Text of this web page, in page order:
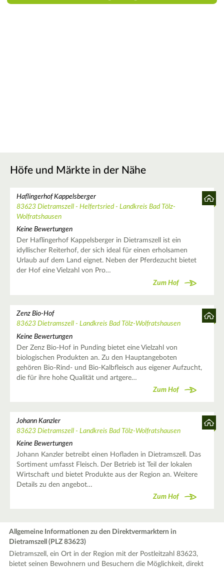
Höfe und Märkte in der Nähe
Haflingerhof Kappelsberger
83623 Dietramszell - Helfertsried - Landkreis Bad Tölz-
Wolfratshausen
Keine Bewertungen
Der Haflingerhof Kappelsberger in Dietramszell ist ein
idyllischer Reiterhof, der sich ideal für einen erholsamen
Urlaub auf dem Land eignet. Neben der Pferdezucht bietet
der Hof eine Vielzahl von Pro…
Zum Hof
Zenz Bio-Hof
83623 Dietramszell - Landkreis Bad Tölz-Wolfratshausen
Keine Bewertungen
Der Zenz Bio-Hof in Punding bietet eine Vielzahl von
biologischen Produkten an. Zu den Hauptangeboten
gehören Bio-Rind- und Bio-Kalbfleisch aus eigener Aufzucht,
die für ihre hohe Qualität und artgere…
Zum Hof
Johann Kanzler
83623 Dietramszell - Landkreis Bad Tölz-Wolfratshausen
Keine Bewertungen
Johann Kanzler betreibt einen Hofladen in Dietramszell. Das
Sortiment umfasst Fleisch. Der Betrieb ist Teil der lokalen
Wirtschaft und bietet Produkte aus der Region an. Weitere
Details zu den angebot…
Zum Hof
Allgemeine Informationen zu den Direktvermarktern in
Dietramszell (PLZ 83623)
Dietramszell, ein Ort in der Region mit der Postleitzahl 83623,
bietet seinen Bewohnern und Besuchern die Möglichkeit, direkt